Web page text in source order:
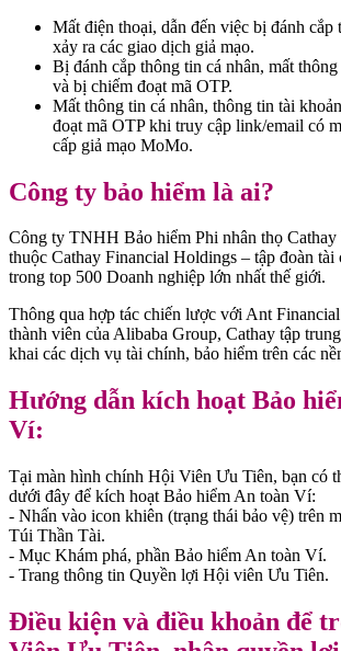
Mất điện thoại, dẫn đến việc bị đánh cắp
xảy ra các giao dịch giả mạo.
Bị đánh cắp thông tin cá nhân, mất
và bị chiếm đoạt mã OTP.
Mất thông tin cá nhân, thông tin tài
đoạt mã OTP khi truy cập link/email có
cấp giả mạo MoMo.
Công ty bảo hiểm là ai?
Công ty TNHH Bảo hiểm Phi nhân thọ
thuộc Cathay Financial Holdings – tập đoàn tài
trong top 500 Doanh nghiệp lớn nhất thế giới.
Thông qua hợp tác chiến lược với Ant
thành viên của Alibaba Group, Cathay tập
khai các dịch vụ tài chính, bảo hiểm trên các
Hướng dẫn kích hoạt Bảo
Ví:
Tại màn hình chính Hội Viên Ưu Tiên, bạn có
dưới đây để kích hoạt Bảo hiểm An toàn Ví:
- Nhấn vào icon khiên (trạng thái bảo vệ) trên
Túi Thần Tài.
- Mục Khám phá, phần Bảo hiểm An toàn Ví.
- Trang thông tin Quyền lợi Hội viên Ưu Tiên.
Điều kiện và điều khoản để